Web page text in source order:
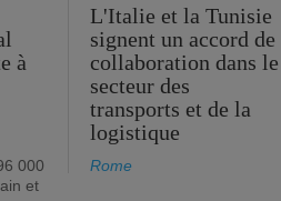
à
000
et
L'Italie et la Tunisie
signent un accord de
collaboration dans le
secteur des
transports et de la
logistique
Rome